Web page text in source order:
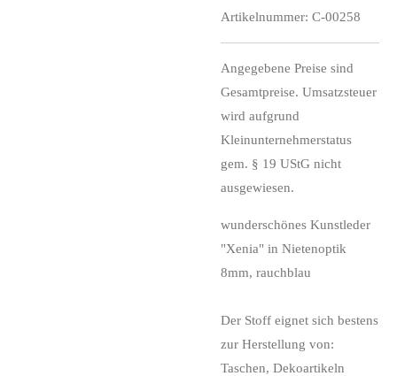
Artikelnummer: C-00258
Angegebene Preise sind
Gesamtpreise. Umsatzsteuer
wird aufgrund
Kleinunternehmerstatus
gem. § 19 UStG nicht
ausgewiesen.
wunderschönes Kunstleder
"Xenia" in Nietenoptik
8mm, rauchblau
Der Stoff eignet sich bestens
zur Herstellung von:
Taschen, Dekoartikeln